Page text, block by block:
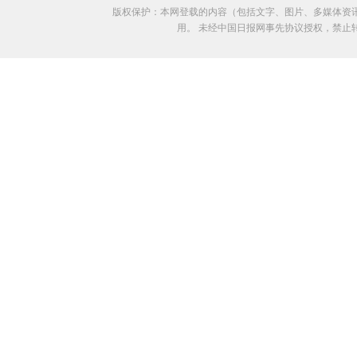
版权保护：本网登载的内容（包括文字、图片、多媒体
用。 未经中国日报网事先协议授权，禁